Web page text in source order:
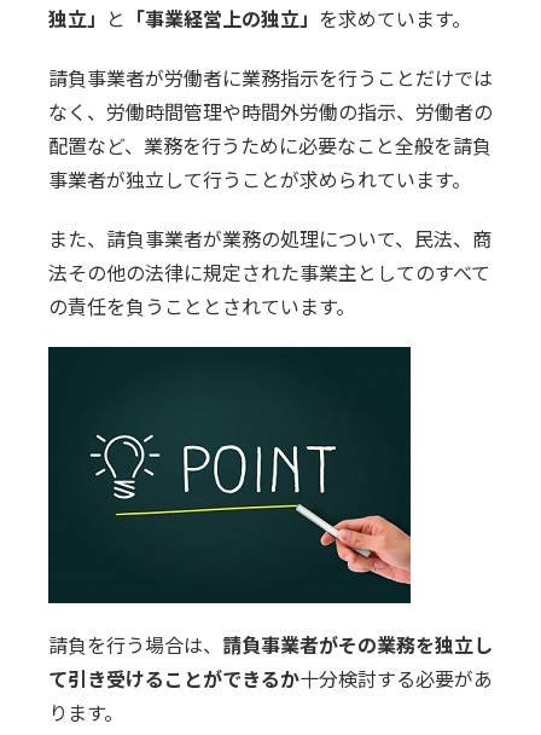
独立」 と 「事業経営上の独立」 を求めています。
請負事業者が労働者に業務指示を行うことだけでは
なく、労働時間管理や時間外労働の指示、労働者の
配置など、業務を行うために必要なこと全般を請負
事業者が独立して行うことが求められています。
また、請負事業者が業務の処理について、民法、商
法その他の法律に規定された事業主としてのすべて
の責任を負うこととされています。
請負を行う場合は、 請負事業者がその業務を独立し
て引き受けることができるか十分検討する必要があ
ります。